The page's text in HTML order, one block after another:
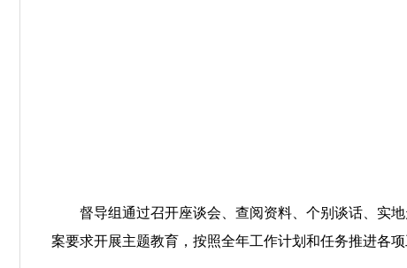
督导组通过召开座谈会、查阅资料、个别谈话、实
案要求开展主题教育，按照全年工作计划和任务推进各